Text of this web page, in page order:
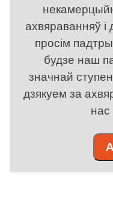
ахвяраванняў
просім
будзе наш
значнай
дзякуем за
нас